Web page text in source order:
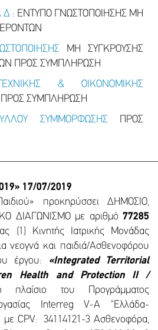
Δ : ΕΝΤΥΠΟ ΓΝΩΣΤΟΠΟΙΗΣΗΣ ΜΗ
ΜΗ ΣΥΓΚΡΟΥΣΗΣ
ΠΡΟΣ ΣΥΜΠΛΗΡΩΣΗ
& ΟΙΚΟΝΟΜΙΚΗΣ
ΠΡΟΣ ΣΥΜΠΛΗΡΩΣΗ
ΣΥΜΜΟΡΦΩΣΗΣΠΡΟΣ
17/07/2019
προκηρύσσει ΔΗΜΟΣΙΟ,
ΔΙΑΓΩΝΙΣΜΟ με αριθμό 77285
(1) Κινητής Ιατρικής Μονάδας
νεογνά και παιδιά/Ασθενοφόρου
έργου:
«Integrated Territorial
Health and Protection II /
του Προγράμματος
Interreg V-A "Ελλάδα-
με CPV: 34114121-3 Ασθενοφόρα,